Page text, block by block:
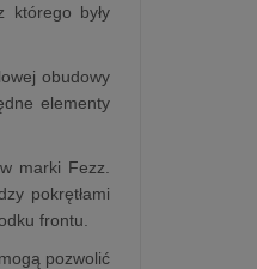
którego były
obudowy
elementy
marki Fezz.
pokrętłami
frontu.
pozwolić